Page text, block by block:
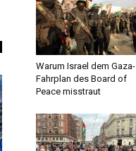
Warum Israel dem Gaza-
Fahrplan des Board of
Peace misstraut